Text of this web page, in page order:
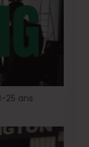
25 ans